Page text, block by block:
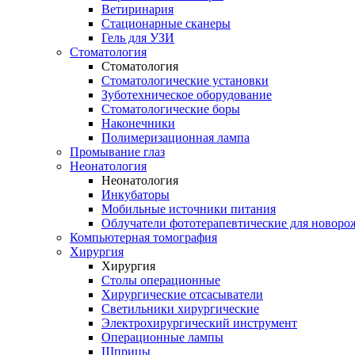
Ветиринария
Стационарные сканеры
Гель для УЗИ
Стоматология
Стоматология
Стоматологические установки
Зуботехническое оборудование
Стоматологические боры
Наконечники
Полимеризационная лампа
Промывание глаз
Неонатология
Неонатология
Инкубаторы
Мобильные источники питания
Облучатели фототерапевтические для
Компьютерная томография
Хирургия
Хирургия
Столы операционные
Хирургические отсасыватели
Светильники хирургические
Электрохирургический инструмент
Операционные лампы
Шприцы